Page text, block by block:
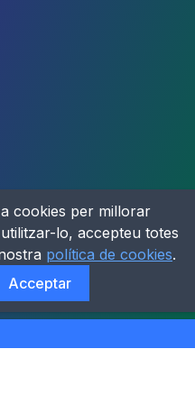
cookies per millorar
lo, accepteu totes
política de cookies.
Acceptar